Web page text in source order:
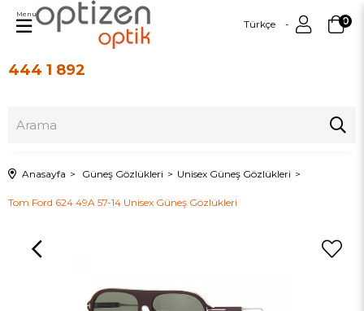
444 1 892
Türkçe 0
Menu
Anasayfa Güneş Gözlükleri Unisex Güneş Gözlükleri
Tom Ford 624 49A 57-14 Unisex Güneş Gözlükleri